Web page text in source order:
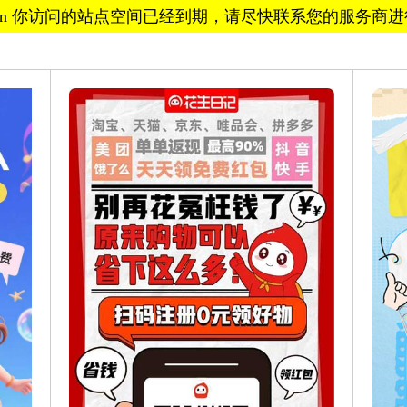
你访问的站点空间已经到期，请尽快联系您的服务商